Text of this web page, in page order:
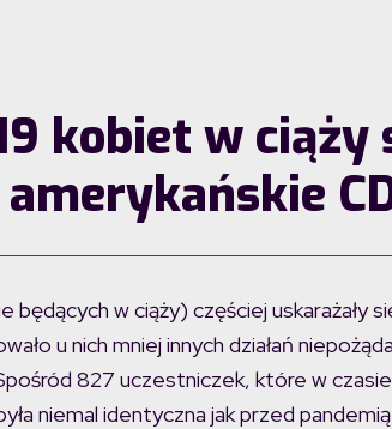
kobiet w ciąży
w ciąży) częściej uskarażały
u nich mniej innych działań
827 uczestniczek, które w
niemal identyczna jak przed